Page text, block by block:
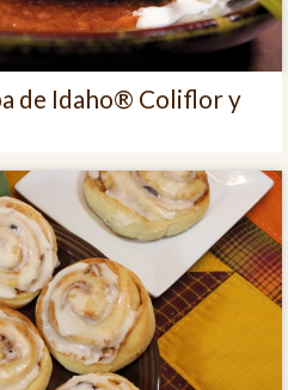
de Idaho® Coliflor y